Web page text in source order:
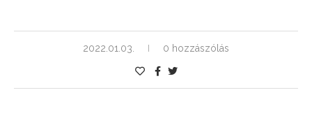
2022.01.03. 0 hozzászólás